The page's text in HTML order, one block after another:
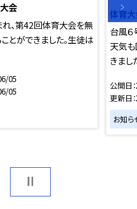
会
、第42回体育大会を無
とができました。生徒は
05
05
体育
台風６
天気
きまし
公開日
更新日
お知ら